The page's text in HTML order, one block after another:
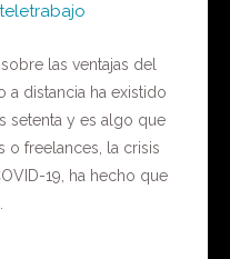
las ventajas del
a distancia ha existido
setenta y es algo que
o freelances, la crisis
19, ha hecho que